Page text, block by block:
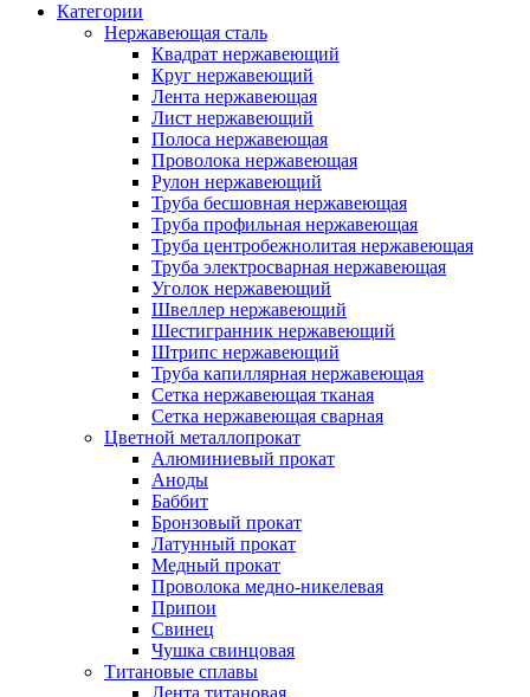
Категории
Нержавеющая сталь
Квадрат нержавеющий
Круг нержавеющий
Лента нержавеющая
Лист нержавеющий
Полоса нержавеющая
Проволока нержавеющая
Рулон нержавеющий
Труба бесшовная нержавеющая
Труба профильная нержавеющая
Труба центробежнолитая нержавеющая
Труба электросварная нержавеющая
Уголок нержавеющий
Швеллер нержавеющий
Шестигранник нержавеющий
Штрипс нержавеющий
Труба капиллярная нержавеющая
Сетка нержавеющая тканая
Сетка нержавеющая сварная
Цветной металлопрокат
Алюминиевый прокат
Аноды
Баббит
Бронзовый прокат
Латунный прокат
Медный прокат
Проволока медно-никелевая
Припои
Свинец
Чушка свинцовая
Титановые сплавы
Лента титановая